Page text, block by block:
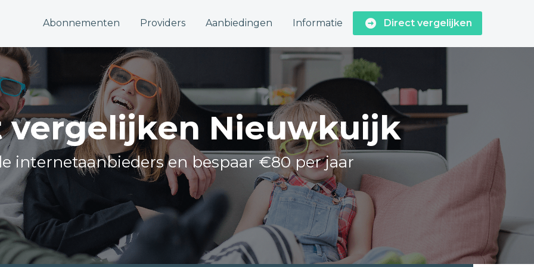
Abonnementen Providers Aanbiedingen Informatie Direct vergelijken
vergelijken Nieuwkuijk
internetaanbieders en bespaar €80 per jaar